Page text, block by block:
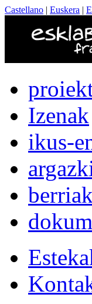
Castellano | Euskera |
Izenak
ikus-
berriak